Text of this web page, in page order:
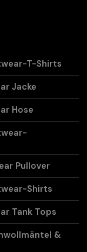
T-Shirts
Jacke
Hose
Pullover
Shirts
Tank Tops
&